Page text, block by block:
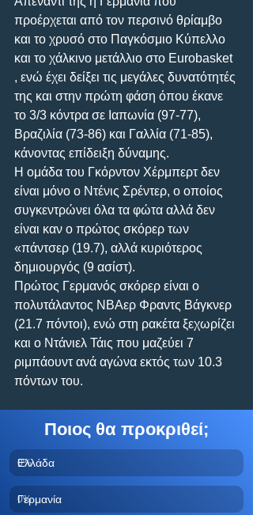
προέρχεται από τον περσινό θρίαμβο
και το χρυσό στο Παγκόσμιο Κύπελλο
και το χάλκινο μετάλλιο στο Eurobasket
, ενώ έχει δείξει τις μεγάλες δυνατότητές
της και στην πρώτη φάση όπου έκανε
το 3/3 κόντρα σε Ιαπωνία (97-77),
Βραζιλία (73-86) και Γαλλία (71-85),
κάνοντας επίδειξη δύναμης.
Η ομάδα του Γκόρντον Χέρμπερτ δεν
είναι μόνο ο Ντένις Σρέντερ, ο οποίος
συγκεντρώνει όλα τα φώτα αλλά δεν
είναι καν ο πρώτος σκόρερ των
«πάντσερ (19.7), αλλά κυριότερος
δημιουργός (9 ασίστ).
Πρώτος Γερμανός σκόρερ είναι ο
πολυτάλαντος ΝΒΑερ Φραντς Βάγκνερ
(21.7 πόντοι), ενώ στη ρακέτα ξεχωρίζει
και ο Ντάνιελ Τάις που μαζεύει 7
ριμπάουντ ανά αγώνα εκτός των 10.3
πόντων του.
Ποιος θα προκριθεί;
0%
Ελλάδα
0%
Γερμανία